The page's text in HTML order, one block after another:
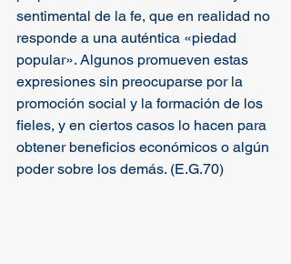
sentimental de la fe, que en realidad no
responde a una auténtica «piedad
popular». Algunos promueven estas
expresiones sin preocuparse por la
promoción social y la formación de los
fieles, y en ciertos casos lo hacen para
obtener beneficios económicos o algún
poder sobre los demás. (E.G.70)